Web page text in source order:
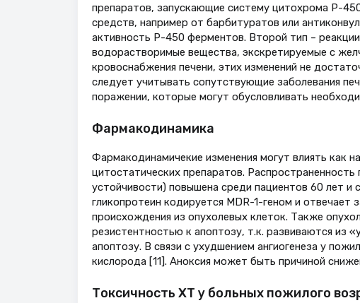
препаратов, запускающие систему цитохрома P-
средств, например от барбитуратов или
активность Р-450 ферментов. Второй тип –
водорастворимые вещества, экскретируемые с
кровоснабжения печени, этих изменений не
следует учитывать сопутствующие заболевания
поражении, которые могут обусловливать
Фармакодинамика
Фармакодинамичекие изменения могут влиять как
цитостатических препаратов.
устойчивости) повышена среди пациентов 60 лет
гликопротеин кодируется MDR-1-геном и
происхождения из опухолевых клеток. Также
резистентностью к апоптозу, т.к. развиваются из
апоптозу. В связи с ухудшением ангиогенеза у
кислорода [11]. Аноксия может быть причиной
Токсичность ХТ у больных пожилого